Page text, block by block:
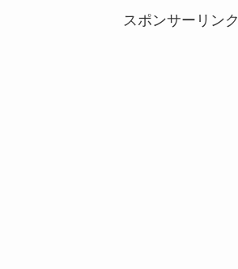
スポンサーリンク